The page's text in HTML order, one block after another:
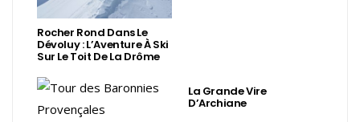
Rocher Rond Dans Le
Dévoluy : L’Aventure À Ski
Sur Le Toit De La Drôme
La Grande Vire
D’Archiane